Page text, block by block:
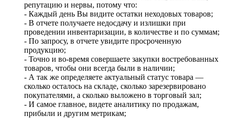
репутацию и нервы, потому что:
- Каждый день Вы видите остатки неходовых товаров;
- В отчете получаете недосдачу и излишки при
проведении инвентаризации, в количестве и по суммам;
- По запросу, в отчете увидите просроченную
продукцию;
- Точно и во-время совершаете закупки востребованных
товаров, чтобы они всегда были в наличии;
- А так же определяете актуальный статус товара —
сколько осталось на складе, сколько зарезервировано
покупателями, а сколько выложено в торговый зал;
- И самое главное, видете аналитику по продажам,
прибыли и другим метрикам;